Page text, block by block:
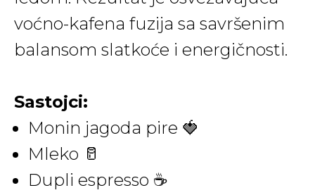
voćno-kafena fuzija sa savršenim
balansom slatkoće i energičnosti.
Sastojci:
Monin jagoda pire 🍓
Mleko 🥛
Dupli espresso ☕️